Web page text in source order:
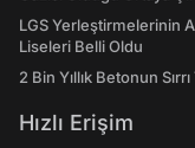
LGS Yerleştirmelerinin
Liseleri Belli Oldu
2 Bin Yıllık Betonun
Hızlı Erişim